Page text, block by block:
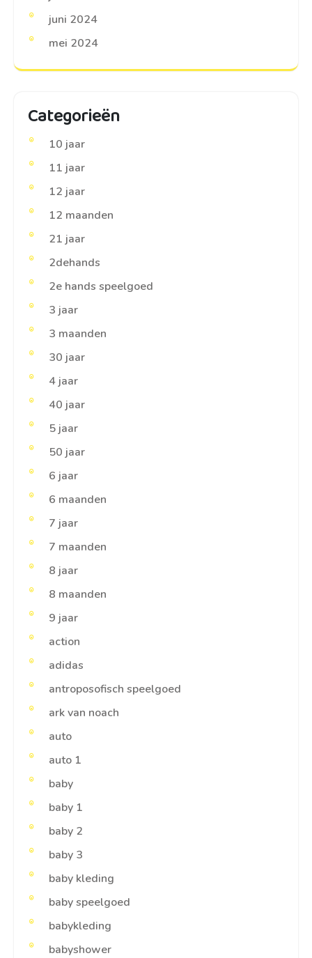
juni 2024
mei 2024
Categorieën
10 jaar
11 jaar
12 jaar
12 maanden
21 jaar
2dehands
2e hands speelgoed
3 jaar
3 maanden
30 jaar
4 jaar
40 jaar
5 jaar
50 jaar
6 jaar
6 maanden
7 jaar
7 maanden
8 jaar
8 maanden
9 jaar
action
adidas
antroposofisch speelgoed
ark van noach
auto
auto 1
baby
baby 1
baby 2
baby 3
baby kleding
baby speelgoed
babykleding
babyshower